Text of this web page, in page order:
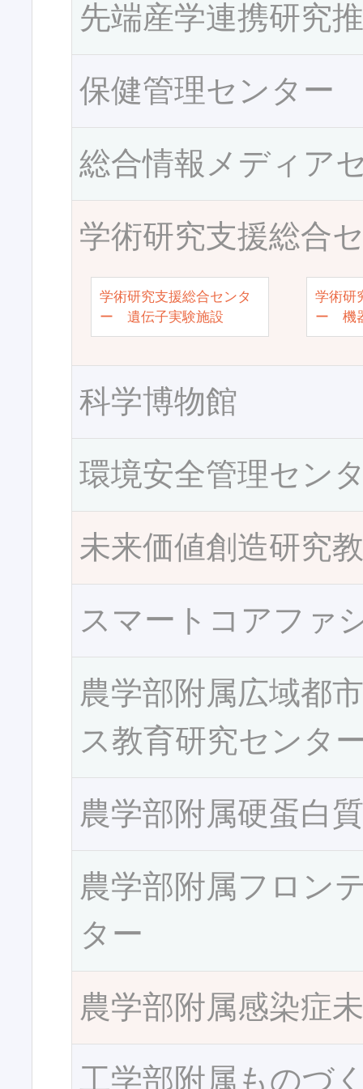
先端産学連携研究
保健管理センター
総合情報メディア
学術研究支援総合
学術研究支援総合センタ
ー 遺伝子実験施設
学術研
ー 機
科学博物館
環境安全管理セン
未来価値創造研究
スマートコアファ
農学部附属広域都
ス教育研究センタ
農学部附属硬蛋白
農学部附属フロン
ター
農学部附属感染症
工学部附属ものづ